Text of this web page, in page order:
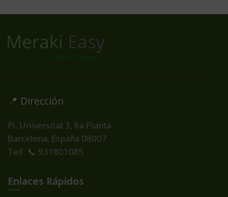
📍 Dirección
Pl. Universitat 3, 6a Planta
Barcelona, España 08007
Telf. 📞 931801085
Enlaces Rápidos